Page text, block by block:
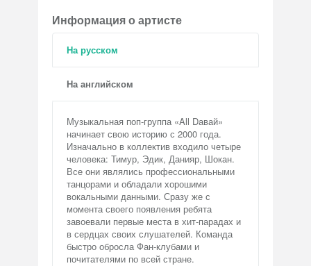
Информация о артисте
На русском
На английском
Музыкальная поп-группа «All Dавай»
начинает свою историю с 2000 года.
Изначально в коллектив входило четыре
человека: Тимур, Эдик, Данияр, Шокан.
Все они являлись профессиональными
танцорами и обладали хорошими
вокальными данными. Сразу же с
момента своего появления ребята
завоевали первые места в хит-парадах и
в сердцах своих слушателей. Команда
быстро обросла Фан-клубами и
почитателями по всей стране.